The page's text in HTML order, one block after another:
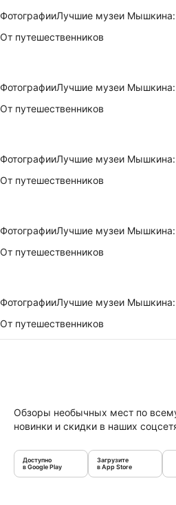
ФотографииЛучшие музеи Мышкина:
От путешественников
ФотографииЛучшие музеи Мышкина:
От путешественников
ФотографииЛучшие музеи Мышкина:
От путешественников
ФотографииЛучшие музеи Мышкина:
От путешественников
ФотографииЛучшие музеи Мышкина:
От путешественников
Обзоры необычных мест по
новинки и скидки в наших
Доступно
в Google Play
Загрузите
в App Store